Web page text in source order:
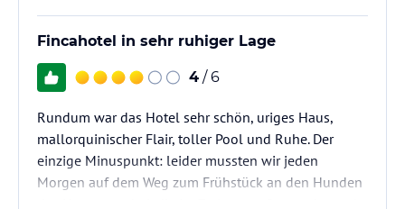
Fincahotel in sehr ruhiger Lage
4 / 6
Rundum war das Hotel sehr schön, uriges Haus,
mallorquinischer Flair, toller Pool und Ruhe. Der
einzige Minuspunkt: leider mussten wir jeden
Morgen auf dem Weg zum Frühstück an den Hunden